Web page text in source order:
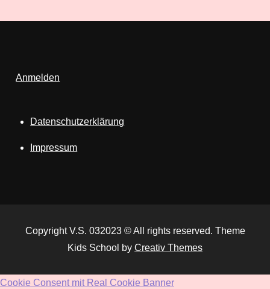
Anmelden
Datenschutzerklärung
Impressum
Copyright V.S. 032023 © All rights reserved. Theme
Kids School by Creativ Themes
Cookie Consent mit Real Cookie Banner